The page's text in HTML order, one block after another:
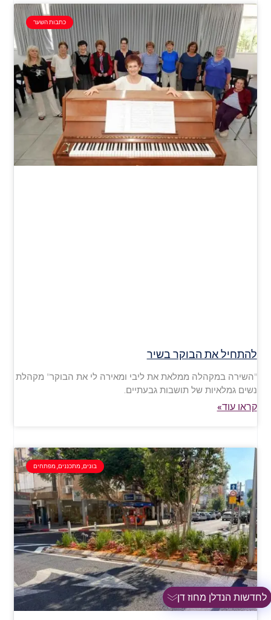
לחדשות הנדלן מחוז דן
כתבות השער
להתחיל את הבוקר בשיר
"השירה במקהלה ממלאת את ליבי ומאירה לי את הבוקר" מקהלת
נשים גמלאיות של תושבות גבעתיים.
קראו עוד»
בונים, מתכננים, מפתחים